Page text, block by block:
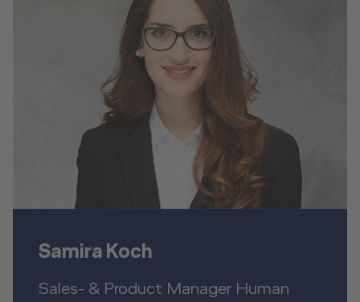
Samira Koch
Sales- & Product Manager Human